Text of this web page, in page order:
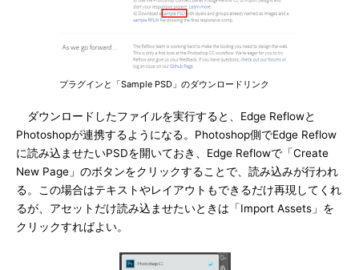
プラグインと「Sample PSD」のダウンロードリンク
ダウンロードしたファイルを実行すると、Edge Reflowと
Photoshopが連携するようになる。Photoshop側でEdge Reflow
に読み込ませたいPSDを開いておき、Edge Reflowで「Create
New Page」のボタンをクリックすることで、読み込みが行われ
る。この場合はテキストやレイアウトもできるだけ再現してくれ
るが、アセットだけ読み込ませたいときは「Import Assets」を
クリックすればよい。